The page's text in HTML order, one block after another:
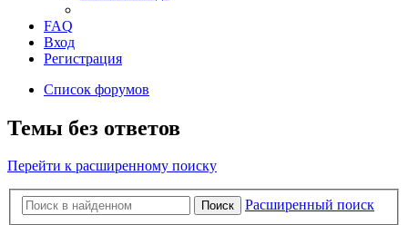
FAQ
Вход
Регистрация
Список форумов
Темы без ответов
Перейти к расширенному поиску
Поиск
Расширенный поиск